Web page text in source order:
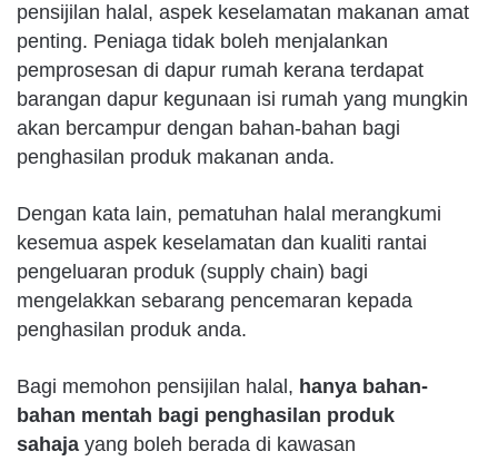
pensijilan halal, aspek keselamatan makanan amat
penting. Peniaga tidak boleh menjalankan
pemprosesan di dapur rumah kerana terdapat
barangan dapur kegunaan isi rumah yang mungkin
akan bercampur dengan bahan-bahan bagi
penghasilan produk makanan anda.
Dengan kata lain, pematuhan halal merangkumi
kesemua aspek keselamatan dan kualiti rantai
pengeluaran produk (supply chain) bagi
mengelakkan sebarang pencemaran kepada
penghasilan produk anda.
Bagi memohon pensijilan halal, hanya bahan-
bahan mentah bagi penghasilan produk
sahaja yang boleh berada di kawasan